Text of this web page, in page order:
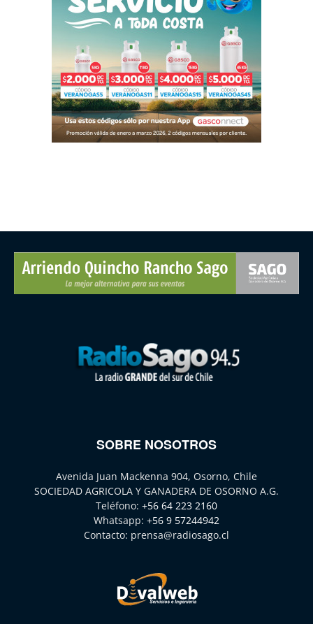
SOBRE NOSOTROS
Avenida Juan Mackenna 904, Osorno, Chile
SOCIEDAD AGRICOLA Y GANADERA DE OSORNO A.G.
Teléfono: +56 64 223 2160
Whatsapp: +56 9 57244942
Contacto: prensa@radiosago.cl